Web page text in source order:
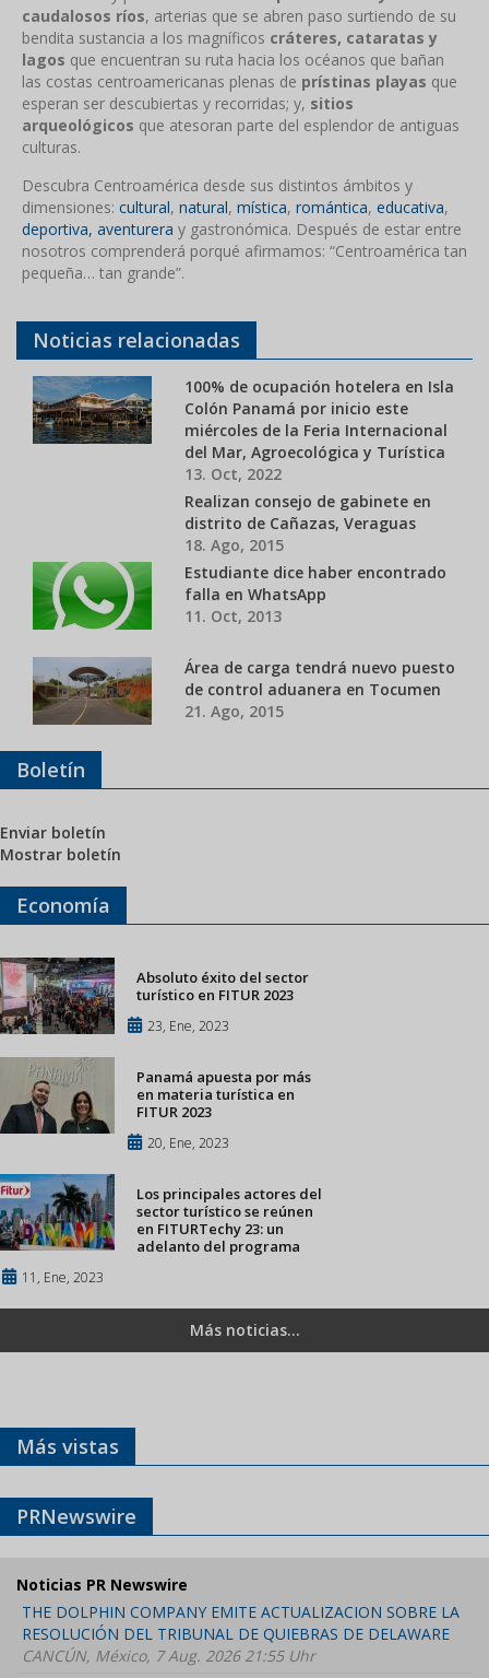
caudalosos ríos, arterias que se abren paso surtiendo de su
bendita sustancia a los magníficos cráteres, cataratas y
lagos que encuentran su ruta hacia los océanos que bañan
las costas centroamericanas plenas de prístinas playas que
esperan ser descubiertas y recorridas; y, sitios
arqueológicos que atesoran parte del esplendor de antiguas
culturas.
Descubra Centroamérica desde sus distintos ámbitos y
dimensiones: cultural, natural, mística, romántica, educativa,
deportiva, aventurera y gastronómica. Después de estar entre
nosotros comprenderá porqué afirmamos: “Centroamérica tan
pequeña… tan grande”.
Noticias relacionadas
100% de ocupación hotelera en Isla
Colón Panamá por inicio este
miércoles de la Feria Internacional
del Mar, Agroecológica y Turística
13. Oct, 2022
Realizan consejo de gabinete en
distrito de Cañazas, Veraguas
18. Ago, 2015
Estudiante dice haber encontrado
falla en WhatsApp
11. Oct, 2013
Área de carga tendrá nuevo puesto
de control aduanera en Tocumen
21. Ago, 2015
Boletín
Enviar boletín
Mostrar boletín
Economía
Absoluto éxito del sector
turístico en FITUR 2023
23, Ene, 2023
Panamá apuesta por más
en materia turística en
FITUR 2023
20, Ene, 2023
Los principales actores del
sector turístico se reúnen
en FITURTechy 23: un
adelanto del programa
11, Ene, 2023
Más noticias...
Más vistas
PRNewswire
Noticias PR Newswire
THE DOLPHIN COMPANY EMITE ACTUALIZACION SOBRE LA
RESOLUCIÓN DEL TRIBUNAL DE QUIEBRAS DE DELAWARE
CANCÚN, México, 7 Aug. 2026 21:55 Uhr